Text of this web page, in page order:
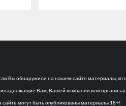
Вы обнаружили на нашем сайте материалы,
Вам, Вашей компании или
сайте могут быть опубликованы материалы 18+!